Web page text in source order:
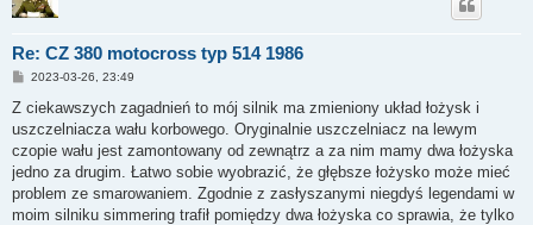
Re: CZ 380 motocross typ 514 1986
P
s
2023-03-26, 23:49
Z ciekawszych zagadnień to mój silnik ma zmieniony układ łożysk i
uszczelniacza wału korbowego. Oryginalnie uszczelniacz na lewym
czopie wału jest zamontowany od zewnątrz a za nim mamy dwa łożyska
jedno za drugim. Łatwo sobie wyobrazić, że głębsze łożysko może mieć
problem ze smarowaniem. Zgodnie z zasłyszanymi niegdyś legendami w
moim silniku simmering trafił pomiędzy dwa łożyska co sprawia, że tylko